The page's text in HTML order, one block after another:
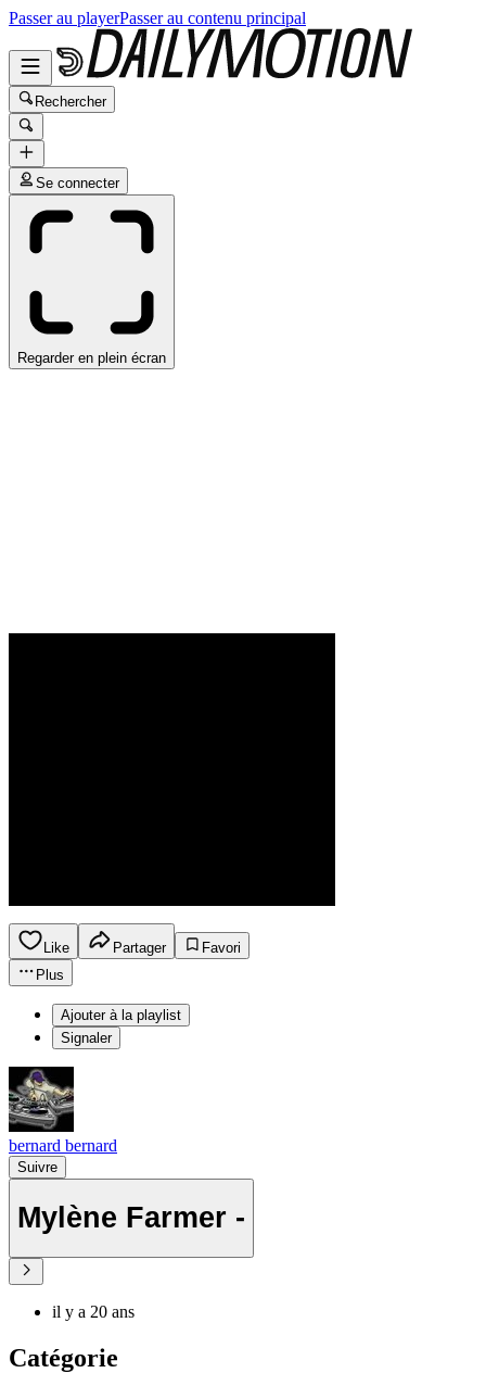
Passer au playerPasser au contenu principal
Rechercher
Se connecter
Regarder en plein écran
Like Partager
Favori
Plus
Ajouter à la playlist
Signaler
bernard bernard
Suivre
Mylène Farmer -
il y a 20 ans
Catégorie